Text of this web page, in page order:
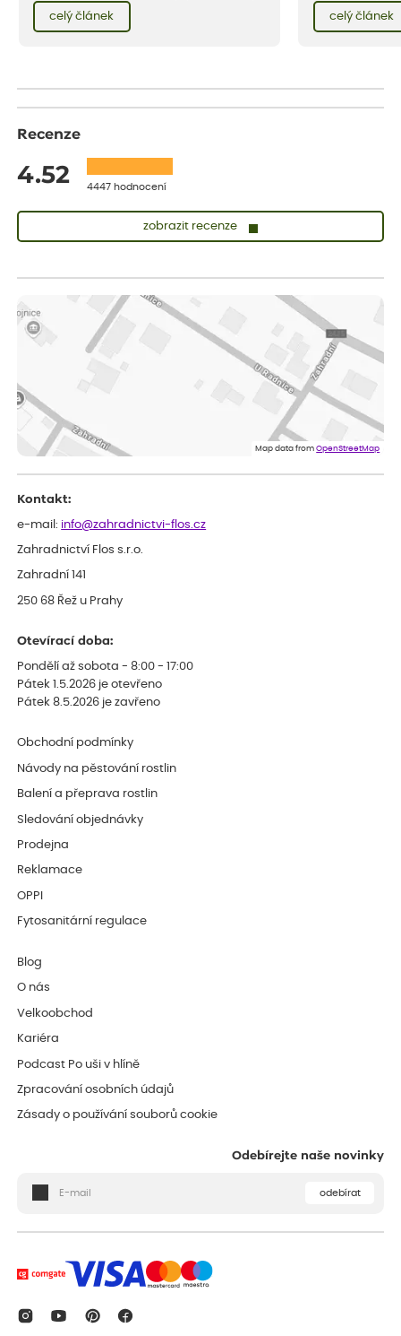
červencové zahrady. Sklizeň rybízu do kuchyně
vnese neuvěřitelný klid a radost. A taky trochu
bezstarostnosti dětství při mlsání babiččina
celý článek
vše jsou lokality,
doporučíme dvě
okrasných
celý článek
Recenze
4.52 4447 hodnocení
zobrazit recenze
vše v naprostém pořádku
ověřený nákup
Jana
Flos je nejlepší &#129321;
Map data fromOpenStreetMap
Kontakt:
e-mail: info@zahradnictvi-flos.cz
Zahradnictví Flos s.r.o.
Zahradní 141
250 68 Řež u Prahy
Otevírací doba:
Pondělí až sobota - 8:00 - 17:00
Pátek 1.5.2026 je otevřeno
Pátek 8.5.2026 je zavřeno
Obchodní podmínky
Návody na pěstování rostlin
Balení a přeprava rostlin
Sledování objednávky
Prodejna
Reklamace
OPPI
Fytosanitární regulace
Blog
O nás
Velkoobchod
Kariéra
Podcast Po uši v hlíně
Zpracování osobních údajů
Zásady o používání souborů cookie
Odebírejte naše novinky
odebírat